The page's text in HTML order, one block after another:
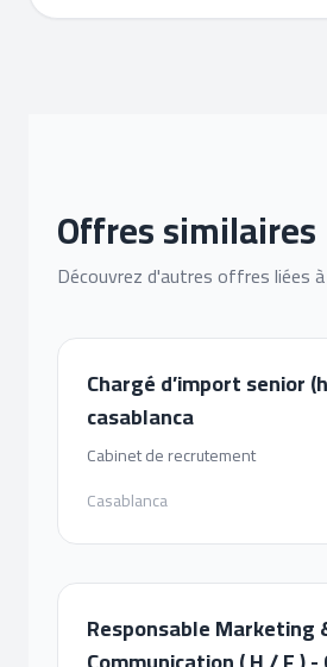
Offres similaires
Découvrez d'autres offres liées
Chargé d’import senior
casablanca
Cabinet de recrutement
Casablanca
Responsable Marketing